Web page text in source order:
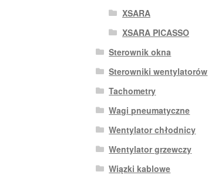
XSARA
XSARA PICASSO
Sterownik okna
Sterowniki wentylatorów
Tachometry
Wagi pneumatyczne
Wentylator chłodnicy
Wentylator grzewczy
Wiązki kablowe